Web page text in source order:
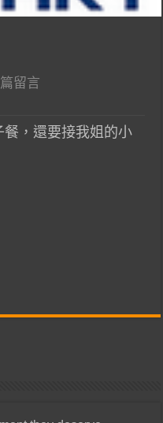
留言
，還要接我姐的小